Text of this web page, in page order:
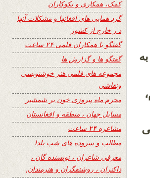
کمک، همکاری و نکوکاران
گرد همایی های افغانها و مشکلات آنها
د ر خارج از کشور
گفتگو با همکاران قلمی ۲۴ ساعت
گفتگو ها و گزارش ها
مجموعه های قلمی هنر خوشنویسی
ونقاشی
محرم ماه پیروزی خون بر شمشیر
مسایل جهان ، منطقه و افغانستان
مشاعره ۲۴ ساعت
مطالب و سروده های شب یلدا
معرفی شاعران ، نویسنده گان ،
داکتران ، روشنفگران و هنرمندان.